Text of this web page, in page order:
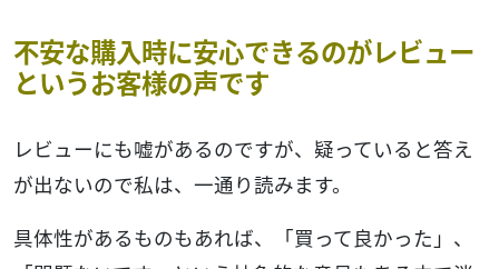
不安な購入時に安心できるのがレビュー
というお客様の声です
レビューにも嘘があるのですが、疑っていると答え
が出ないので私は、一通り読みます。
具体性があるものもあれば、「買って良かった」、